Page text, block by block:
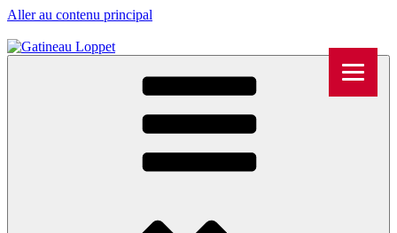
Aller au contenu principal